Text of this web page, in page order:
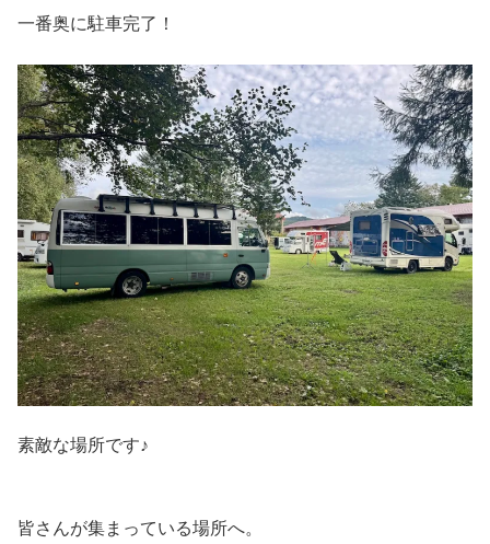
一番奥に駐車完了！
素敵な場所です♪
皆さんが集まっている場所へ。